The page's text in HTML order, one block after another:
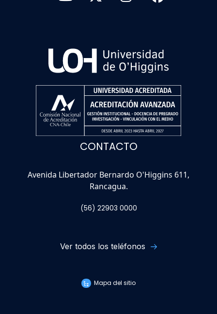
CONTACTO
Avenida Libertador Bernardo O'Higgins 611,
Rancagua.
(56) 22903 0000
Ver todos los teléfonos
Mapa del sitio